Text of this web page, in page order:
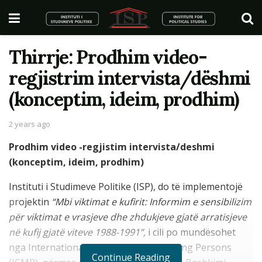
Thirrje: Prodhim video-
regjistrim intervista/dëshmi
(konceptim, ideim, prodhim)
2 years ago
Prodhim video -regjistim intervista/deshmi
(konceptim, ideim, prodhim)
Instituti i Studimeve Politike (ISP), do të implementojë
projektin “Mbi viktimat e kufirit: Informim e sensibilizim
për viktimat e vrasjeve dhe zhdukjeve gjatë arratisjeve
në kufij gjatë viteve 1988-1991”, i cili po mundësohet
nga International Commission on Missing Persons
Continue Reading